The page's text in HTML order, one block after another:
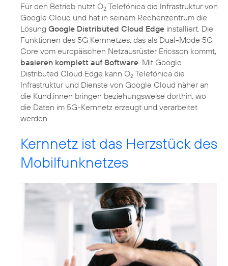
Für den Betrieb nutzt O2 Telefónica die Infrastruktur von
Google Cloud und hat in seinem Rechenzentrum die
Lösung Google Distributed Cloud Edge installiert. Die
Funktionen des 5G Kernnetzes, das als Dual-Mode 5G
Core vom europäischen Netzausrüster Ericsson kommt,
basieren komplett auf Software . Mit Google
Distributed Cloud Edge kann O2 Telefónica die
Infrastruktur und Dienste von Google Cloud näher an
die Kund:innen bringen beziehungsweise dorthin, wo
die Daten im 5G-Kernnetz erzeugt und verarbeitet
werden.
Kernnetz ist das Herzstück des
Mobilfunknetzes